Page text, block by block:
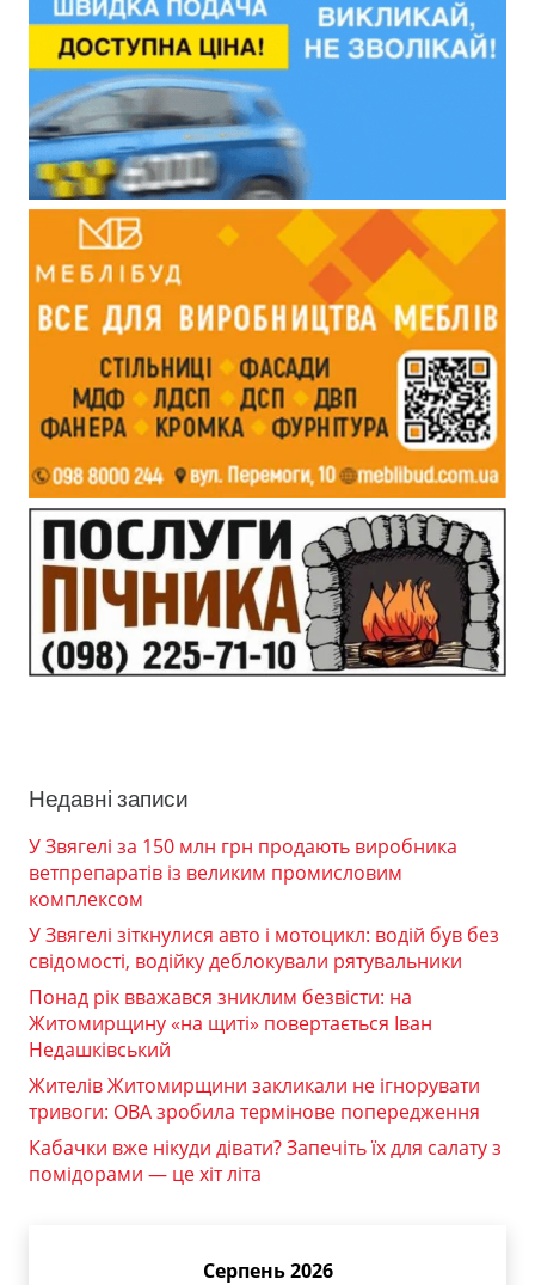
Недавні записи
У Звягелі за 150 млн грн продають виробника
ветпрепаратів із великим промисловим
комплексом
У Звягелі зіткнулися авто і мотоцикл: водій був без
свідомості, водійку деблокували рятувальники
Понад рік вважався зниклим безвісти: на
Житомирщину «на щиті» повертається Іван
Недашківський
Жителів Житомирщини закликали не ігнорувати
тривоги: ОВА зробила термінове попередження
Кабачки вже нікуди дівати? Запечіть їх для салату з
помідорами — це хіт літа
Серпень 2026